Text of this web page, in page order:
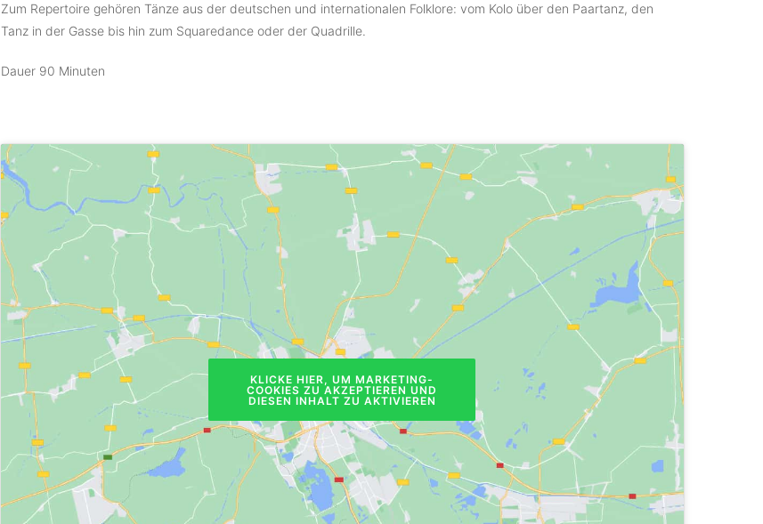
Zum Repertoire gehören Tänze aus der deutschen und internationalen Folklore: vom Kolo über den Paartanz, den
Tanz in der Gasse bis hin zum Squaredance oder der Quadrille.
Dauer 90 Minuten
KLICKE HIER, UM MARKETING-
COOKIES ZU AKZEPTIEREN UND
DIESEN INHALT ZU AKTIVIEREN